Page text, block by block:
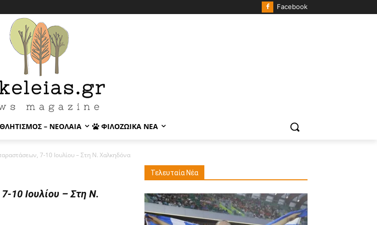
Facebook
– ΝΕΟΛΑΊΑ ΦΙΛΟΖΩΙΚΆ ΝΈΑ
7-10 Ιουλίου – Στη Ν. Χαλκηδόνα
10 Ιουλίου – Στη Ν.
Τελευταία Νέα